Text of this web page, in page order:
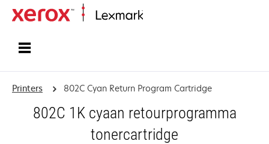
Printers 802C Cyan Return Program Cartridge
802C 1K cyaan retourprogramma
tonercartridge